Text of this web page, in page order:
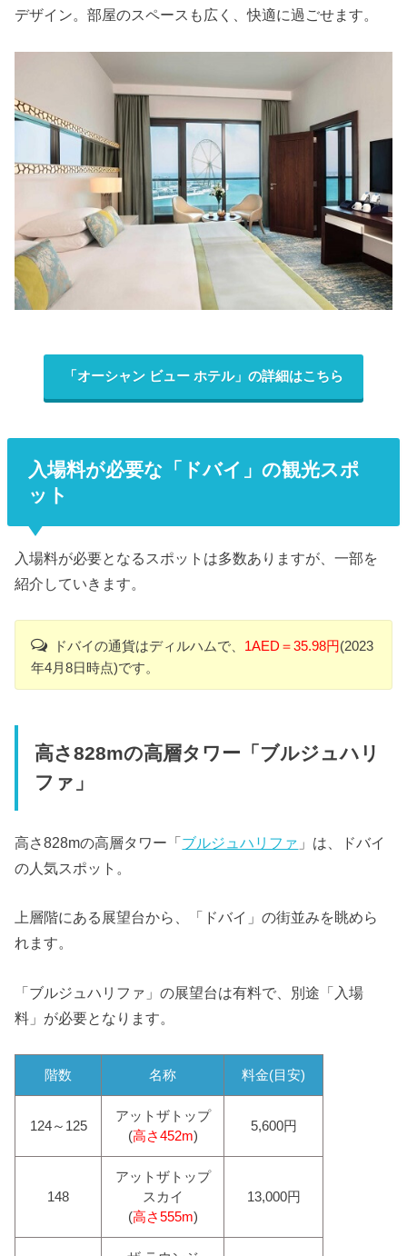
デザイン。部屋のスペースも広く、快適に過ごせます。
「オーシャン ビュー ホテル」の詳細はこちら
入場料が必要な「ドバイ」の観光スポ
ット
入場料が必要となるスポットは多数ありますが、一部を
紹介していきます。
ドバイの通貨はディルハムで、 1AED＝35.98円(2023
年4月8日時点)です。
高さ828mの高層タワー「ブルジュハリ
ファ」
高さ828mの高層タワー「ブルジュハリファ 」は、ドバイ
の人気スポット。
上層階にある展望台から、「ドバイ」の街並みを眺めら
れます。
「ブルジュハリファ」の展望台は有料で、別途「入場
料」が必要となります。
階数 名称 料金(目安)
124～125
アットザトップ
(高さ452m)
5,600円
148
アットザトップ
スカイ
(高さ555m)
13,000円